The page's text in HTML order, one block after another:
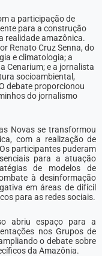
a participação de
para a construção
realidade amazônica.
Renato Cruz Senna, do
e climatologia; a
Cenarium; e a jornalista
socioambiental,
debate proporcionou
do jornalismo
Novas se transformou
com a realização de
participantes puderam
para a atuação
de modelos de
à desinformação
em áreas de difícil
para as redes sociais.
abriu espaço para a
nos Grupos de
o debate sobre
da Amazônia.